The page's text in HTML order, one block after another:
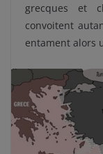
grecques et
convoitent
entament alors